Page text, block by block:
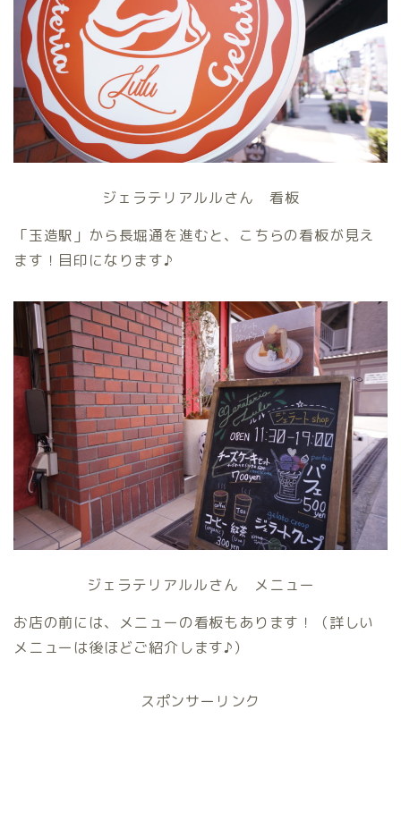
ジェラテリアルルさん 看板
「玉造駅」から長堀通を進むと、こちらの看板が見え
ます！目印になります♪
ジェラテリアルルさん メニュー
お店の前には、メニューの看板もあります！（詳しい
メニューは後ほどご紹介します♪）
スポンサーリンク